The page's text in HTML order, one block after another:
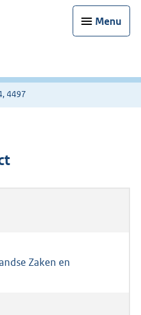
Menu
4497
Zaken en